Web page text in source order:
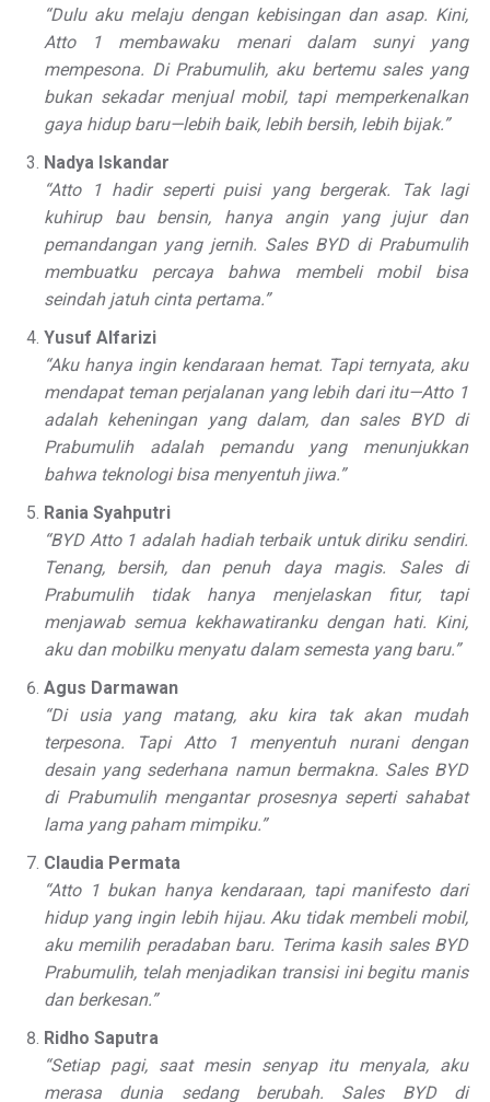
“Dulu aku melaju dengan kebisingan dan asap. Kini,
Atto 1 membawaku menari dalam sunyi yang
mempesona. Di Prabumulih, aku bertemu sales yang
bukan sekadar menjual mobil, tapi memperkenalkan
gaya hidup baru—lebih baik, lebih bersih, lebih bijak.”
Nadya Iskandar
“Atto 1 hadir seperti puisi yang bergerak. Tak lagi
kuhirup bau bensin, hanya angin yang jujur dan
pemandangan yang jernih. Sales BYD di Prabumulih
membuatku percaya bahwa membeli mobil bisa
seindah jatuh cinta pertama.”
Yusuf Alfarizi
“Aku hanya ingin kendaraan hemat. Tapi ternyata, aku
mendapat teman perjalanan yang lebih dari itu—Atto 1
adalah keheningan yang dalam, dan sales BYD di
Prabumulih adalah pemandu yang menunjukkan
bahwa teknologi bisa menyentuh jiwa.”
Rania Syahputri
“BYD Atto 1 adalah hadiah terbaik untuk diriku sendiri.
Tenang, bersih, dan penuh daya magis. Sales di
Prabumulih tidak hanya menjelaskan fitur, tapi
menjawab semua kekhawatiranku dengan hati. Kini,
aku dan mobilku menyatu dalam semesta yang baru.”
Agus Darmawan
“Di usia yang matang, aku kira tak akan mudah
terpesona. Tapi Atto 1 menyentuh nurani dengan
desain yang sederhana namun bermakna. Sales BYD
di Prabumulih mengantar prosesnya seperti sahabat
lama yang paham mimpiku.”
Claudia Permata
“Atto 1 bukan hanya kendaraan, tapi manifesto dari
hidup yang ingin lebih hijau. Aku tidak membeli mobil,
aku memilih peradaban baru. Terima kasih sales BYD
Prabumulih, telah menjadikan transisi ini begitu manis
dan berkesan.”
Ridho Saputra
“Setiap pagi, saat mesin senyap itu menyala, aku
merasa dunia sedang berubah. Sales BYD di